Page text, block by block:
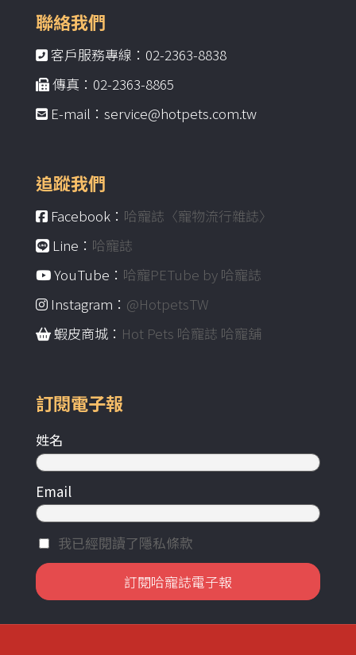
聯絡我們
客戶服務專線：02-2363-8838
傳真：02-2363-8865
E-mail：service@hotpets.com.tw
追蹤我們
Facebook： 哈寵誌〈寵物流行雜誌〉
Line： 哈寵誌
YouTube： 哈寵PETube by 哈寵誌
Instagram： @HotpetsTW
蝦皮商城： Hot Pets 哈寵誌 哈寵舖
訂閱電子報
姓名
Email
我已經閱讀了隱私條款